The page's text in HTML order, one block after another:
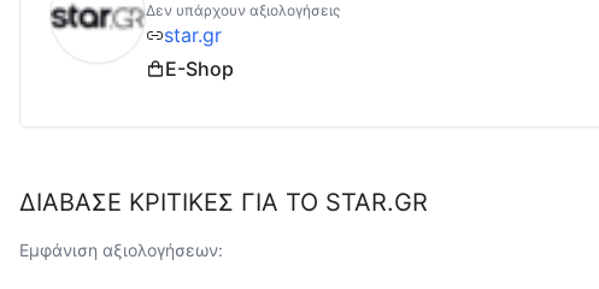
Δεν υπάρχουν αξιολογήσεις
star.gr
E-Shop
ΔΙΑΒΑΣΕ ΚΡΙΤΙΚΕΣ ΓΙΑ ΤΟ STAR.GR
Εμφάνιση αξιολογήσεων: